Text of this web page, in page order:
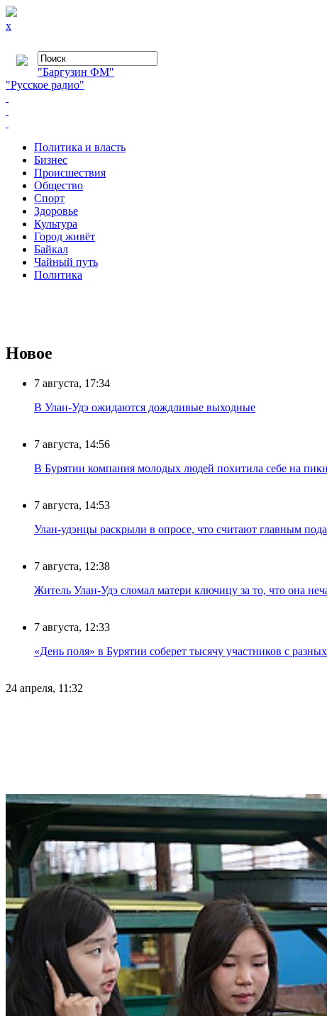
x
"Баргузин ФМ"
"Русское радио"
Политика и власть
Бизнес
Происшествия
Общество
Cпорт
Здоровье
Культура
Город живёт
Байкал
Чайный путь
Политика
Новое
7 августа, 17:34
В Улан-Удэ ожидаются дождливые выходные
7 августа, 14:56
В Бурятии компания молодых людей похитила себе на
7 августа, 14:53
Улан-удэнцы раскрыли в опросе, что считают главным
7 августа, 12:38
Житель Улан-Удэ сломал матери ключицу за то, что она
7 августа, 12:33
«День поля» в Бурятии соберет тысячу участников с
24 апреля, 11:32